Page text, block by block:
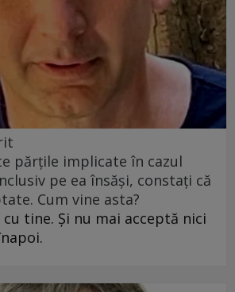
părțile implicate în cazul
pe ea însăși, constați că
Cum vine asta?
tine. Și nu mai acceptă nici